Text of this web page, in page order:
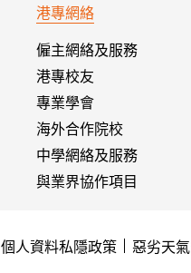
港專網絡
僱主網絡及服務
港專校友
專業學會
海外合作院校
中學網絡及服務
與業界協作項目
個人資料私隱政策 惡劣天